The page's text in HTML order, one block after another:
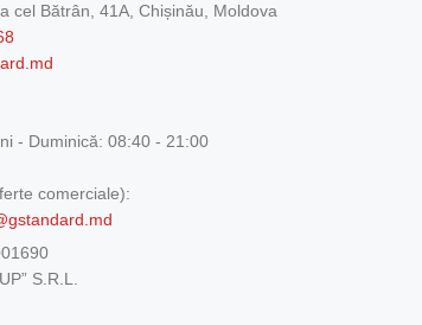
cel Bătrân, 41A, Chișinău, Moldova
- Duminică: 08:40 - 21:00
comerciale):
S.R.L.